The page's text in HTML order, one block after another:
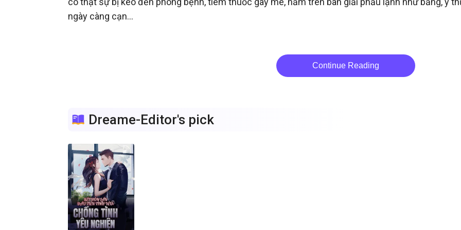
ngày càng cạn...
Continue Reading
Dreame-Editor's pick